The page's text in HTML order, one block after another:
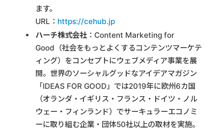
ます。
URL： https://cehub.jp
ハーチ株式会社：Content Marketing for
Good（社会をもっとよくするコンテンツマーケテ
ィング）をコンセプトにウェブメディア事業を展
開。世界のソーシャルグッドなアイデアマガジン
「IDEAS FOR GOOD」では2019年に欧州6カ国
（オランダ・イギリス・フランス・ドイツ・ノル
ウェー・フィンランド）でサーキュラーエコノミ
ーに取り組む企業・団体50社以上の取材を実施。